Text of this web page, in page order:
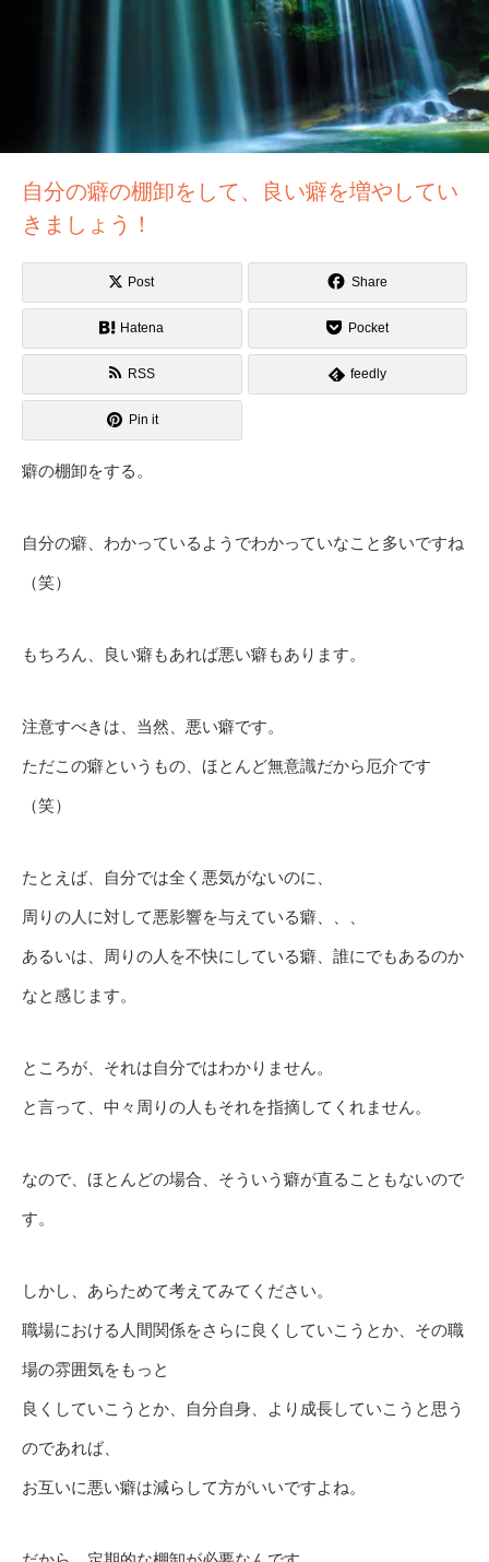
自分の癖の棚卸をして、良い癖を増やしてい
きましょう！
Post Share
Hatena Pocket
RSS feedly
Pin it
癖の棚卸をする。
自分の癖、わかっているようでわかっていなこと多いですね
（笑）
もちろん、良い癖もあれば悪い癖もあります。
注意すべきは、当然、悪い癖です。
ただこの癖というもの、ほとんど無意識だから厄介です
（笑）
たとえば、自分では全く悪気がないのに、
周りの人に対して悪影響を与えている癖、、、
あるいは、周りの人を不快にしている癖、誰にでもあるのか
なと感じます。
ところが、それは自分ではわかりません。
と言って、中々周りの人もそれを指摘してくれません。
なので、ほとんどの場合、そういう癖が直ることもないので
す。
しかし、あらためて考えてみてください。
職場における人間関係をさらに良くしていこうとか、その職
場の雰囲気をもっと
良くしていこうとか、自分自身、より成長していこうと思う
のであれば、
お互いに悪い癖は減らして方がいいですよね。